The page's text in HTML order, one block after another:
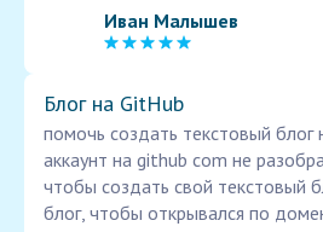
Иван Малышев
Блог на GitHub
помочь создать текстовый блог
аккаунт на github com не
чтобы создать свой текстовый
блог, чтобы открывался по